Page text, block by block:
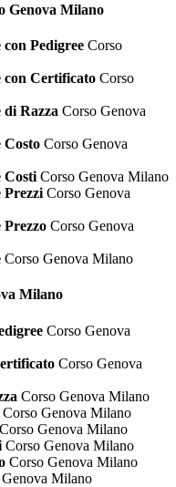
Genova Milano
Pedigree Corso
con Certificato Corso
Razza Corso Genova
Costo Corso Genova
Costi Corso Genova Milano
Prezzi Corso Genova
Corso Genova
Corso Genova Milano
Milano
Corso Genova
Corso Genova
Corso Genova Milano
Corso Genova Milano
Corso Genova Milano
Corso Genova Milano
Corso Genova Milano
Milano